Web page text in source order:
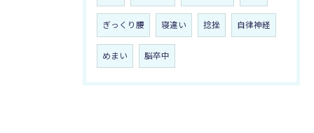
ぎっくり腰 寝違い 捻挫 自律神経
めまい 脳卒中